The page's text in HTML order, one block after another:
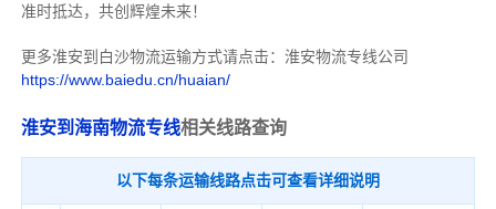
准时抵达，共创辉煌未来！
更多淮安到白沙物流运输方式请点击：淮安物流专线公司
https://www.baiedu.cn/huaian/
淮安到海南物流专线相关线路查询
以下每条运输线路点击可查看详细说明